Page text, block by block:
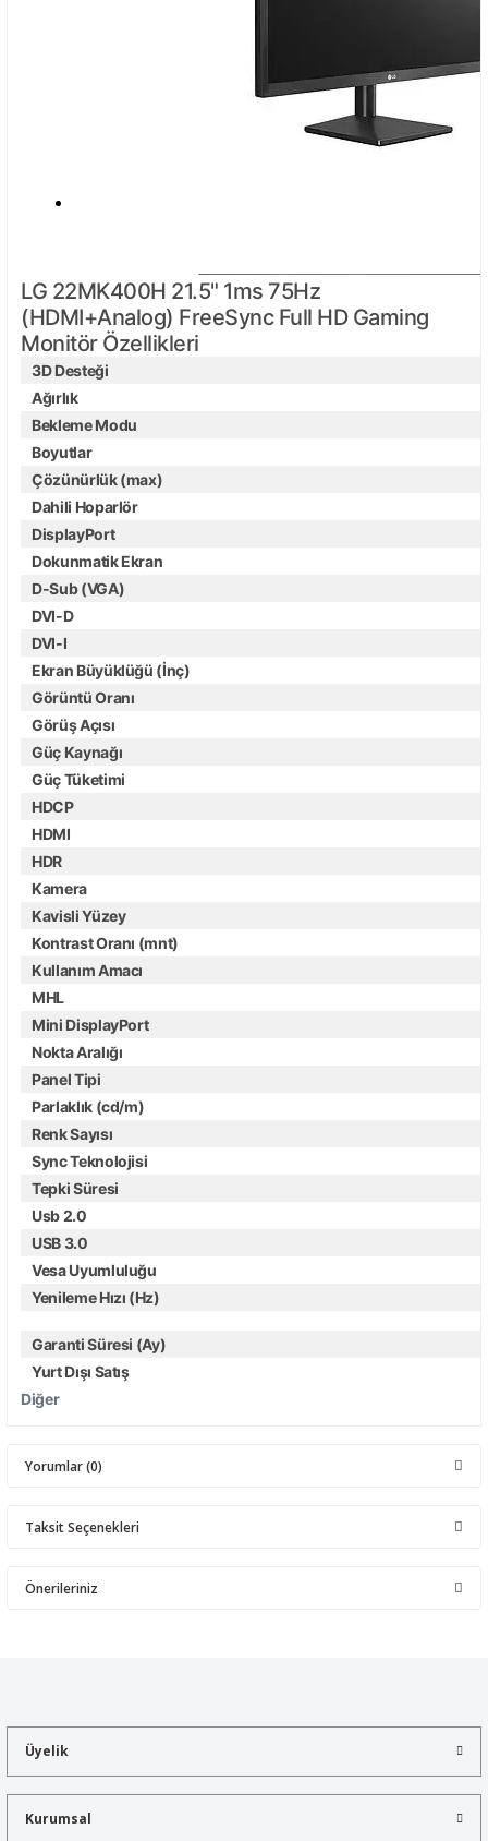
LG 22MK400H 21.5" 1ms 75Hz
(HDMI+Analog) FreeSync Full HD Gaming
Monitör Özellikleri
3D Desteği
Ağırlık
Bekleme Modu
Boyutlar
Çözünürlük (max)
Dahili Hoparlör
DisplayPort
Dokunmatik Ekran
D-Sub (VGA)
DVI-D
DVI-I
Ekran Büyüklüğü (İnç)
Görüntü Oranı
Görüş Açısı
Güç Kaynağı
Güç Tüketimi
HDCP
HDMI
HDR
Kamera
Kavisli Yüzey
Kontrast Oranı (mnt)
Kullanım Amacı
MHL
Mini DisplayPort
Nokta Aralığı
Panel Tipi
Parlaklık (cd/m)
Renk Sayısı
Sync Teknolojisi
Tepki Süresi
Usb 2.0
USB 3.0
Vesa Uyumluluğu
Yenileme Hızı (Hz)
Diğer
Garanti Süresi (Ay)
Yurt Dışı Satış
Yorumlar (0)
Taksit Seçenekleri
Önerileriniz
Ürün açıklamasında eksik bilgiler bulunuyor.
Ürün bilgilerinde hatalar bulunuyor.
Üyelik
Kurumsal